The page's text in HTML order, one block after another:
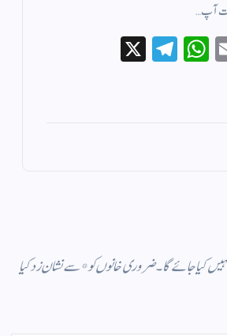
آپ…
E
W
Te
کیا جائے گا۔ضروری خانوں کو*سے نشان زد کیا